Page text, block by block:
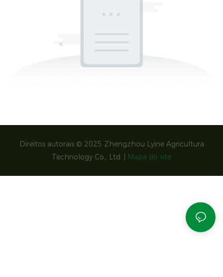
Direitos autorais © 2025 Zhengzhou Lyine Agricultura
Technology Co., Ltd. |
Mapa do site